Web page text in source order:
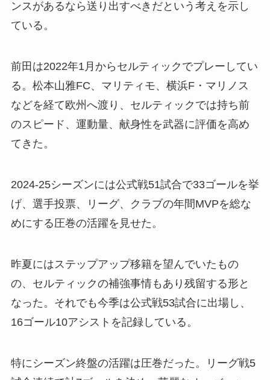
ンスがあるなら送り出すべきだという考えを示し
ている。
前田は2022年1月からセルティックでプレーしてい
る。松本山雅FC、マリティモ、横浜F・マリノス
などを経て欧州へ渡り、セルティックでは持ち前
のスピード、運動量、献身性を武器に評価を高め
てきた。
2024-25シーズンには公式戦51試合で33ゴールを挙
げ、選手投票、リーグ、クラブの年間MVPを総な
めにする圧巻の活躍を見せた。
昨夏にはステップアップ移籍を望んでいたもの
の、セルティックの補強事情もあり残留する形と
なった。それでも今季は公式戦53試合に出場し、
16ゴール10アシストを記録している。
特にシーズン終盤の活躍は圧巻だった。リーグ戦5